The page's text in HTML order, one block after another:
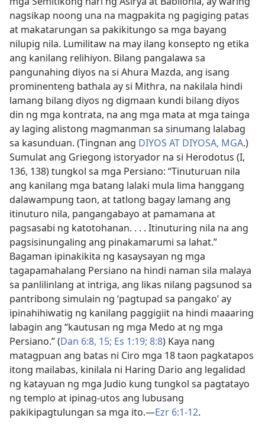
nagsikap noong una na magpakita ng pagiging patas
at makatarungan sa pakikitungo sa mga bayang
nilupig nila. Lumilitaw na may ilang konsepto ng etika
ang kanilang relihiyon. Bilang pangalawa sa
pangunahing diyos na si Ahura Mazda, ang isang
prominenteng bathala ay si Mithra, na nakilala hindi
lamang bilang diyos ng digmaan kundi bilang diyos
din ng mga kontrata, na ang mga mata at mga tainga
ay laging alistong magmanman sa sinumang lalabag
sa kasunduan. (Tingnan ang DIYOS AT DIYOSA, MGA.)
Sumulat ang Griegong istoryador na si Herodotus (I,
136, 138) tungkol sa mga Persiano: “Tinuturuan nila
ang kanilang mga batang lalaki mula lima hanggang
dalawampung taon, at tatlong bagay lamang ang
itinuturo nila, pangangabayo at pamamana at
pagsasabi ng katotohanan. . . . Itinuturing nila na ang
pagsisinungaling ang pinakamarumi sa lahat.”
Bagaman ipinakikita ng kasaysayan ng mga
tagapamahalang Persiano na hindi naman sila malaya
sa panlilinlang at intriga, ang likas nilang pagsunod sa
pantribong simulain ng ‘pagtupad sa pangako’ ay
ipinahihiwatig ng kanilang paggigiit na hindi maaaring
labagin ang “kautusan ng mga Medo at ng mga
Persiano.” (Dan 6:8, 15; Es 1:19; 8:8) Kaya nang
matagpuan ang batas ni Ciro mga 18 taon pagkatapos
itong mailabas, kinilala ni Haring Dario ang legalidad
ng katayuan ng mga Judio kung tungkol sa pagtatayo
ng templo at ipinag-utos ang lubusang
pakikipagtulungan sa mga ito.​—Ezr 6:1-12.